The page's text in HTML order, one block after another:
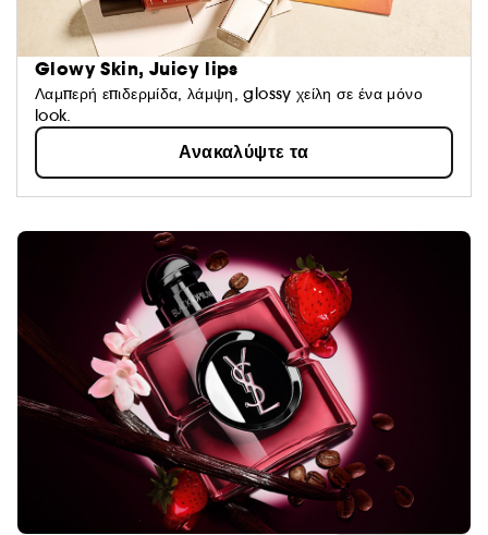
Glowy Skin, Juicy lips
Λαμπερή επιδερμίδα, λάμψη, glossy χείλη σε ένα μόνο
look.
Ανακαλύψτε τα